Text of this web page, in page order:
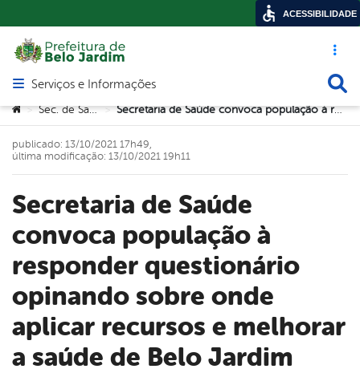
Acesso
Abrir menu principal de navegação
Serviços e Informações
Você está aqui:
> Sec. de Saúde > Secretaria de Saúde convoca população à responder questionário opinando sobre onde aplicar recursos e melhorar a saúde de Belo Jardim
Secretaria de Saúde
convoca população à
responder questionário
opinando sobre onde
aplicar recursos e melhorar
a saúde de Belo Jardim
publicado: 13/10/2021 17h49,
última modificação: 13/10/2021 19h11
ACESSIBILIDADE